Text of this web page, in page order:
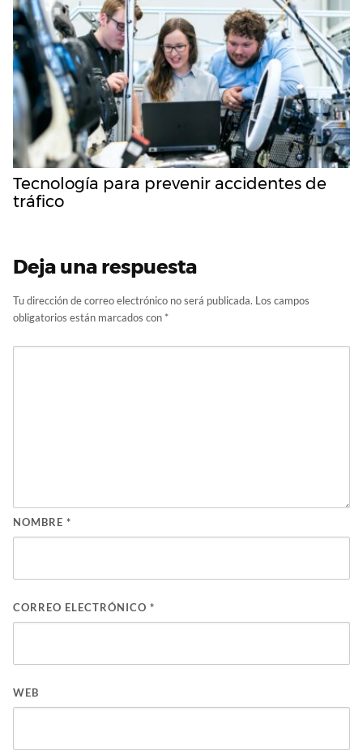
Tecnología para prevenir accidentes de
tráfico
Deja una respuesta
Tu dirección de correo electrónico no será publicada. Los campos
obligatorios están marcados con *
NOMBRE *
CORREO ELECTRÓNICO *
WEB